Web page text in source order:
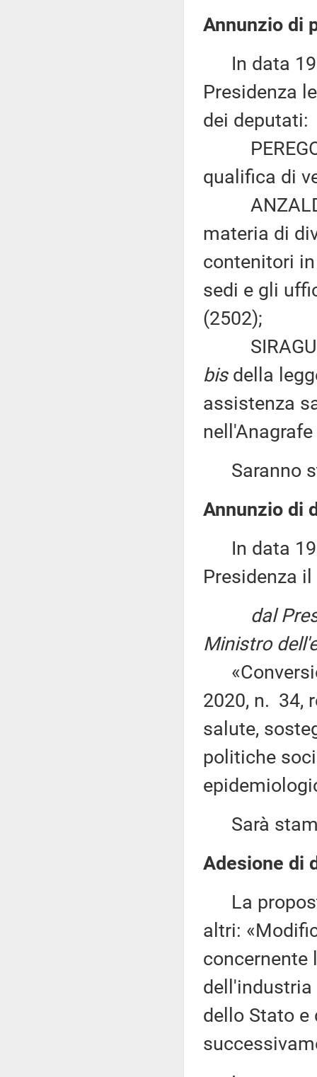
Annunzio di
In data 19
Presidenza
dei deputati:
PEREGO
qualifica di
ANZALDI:
materia di
contenitori
sedi e gli
(2502);
bisdella
assistenza
Saranno
Annunzio di
In data 19
Presidenza
dal
Ministro
2020, n. 34,
salute,
politiche
Sarà
Adesione di
La
altri:
concernente
dell'industria
dello Stato e